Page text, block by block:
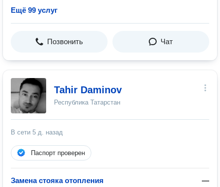
Ещё 99 услуг
Позвонить Чат
Tahir Daminov
Республика Татарстан
В сети 5 д. назад
Паспорт проверен
Замена стояка отопления —